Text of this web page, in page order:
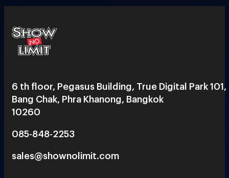
6 th floor, Pegasus Building, True Digital Park 101,
Bang Chak, Phra Khanong, Bangkok
10260
085-848-2253
sales@shownolimit.com